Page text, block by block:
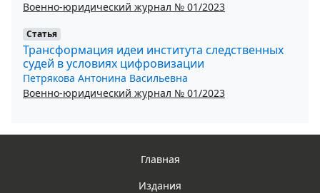
Военно-юридический журнал № 01/2023
Статья
Трансформация идеи института следственных
судей в условиях цифровизации
Петрякова Антонина Васильевна
Военно-юридический журнал № 01/2023
Главная
Издания